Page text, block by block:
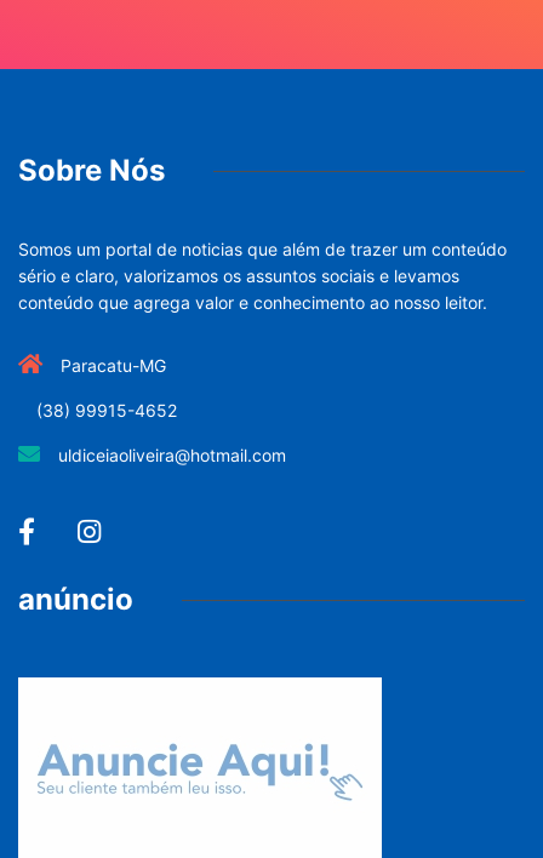
Sobre Nós
Somos um portal de noticias que além de trazer um conteúdo
sério e claro, valorizamos os assuntos sociais e levamos
conteúdo que agrega valor e conhecimento ao nosso leitor.
Paracatu-MG
(38) 99915-4652
uldiceiaoliveira@hotmail.com
anúncio